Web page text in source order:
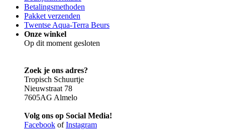
Betalingsmethoden
Pakket verzenden
Twentse Aqua-Terra Beurs
Onze winkel
Op dit moment gesloten
Zoek je ons adres?
Tropisch Schuurtje
Nieuwstraat 78
7605AG Almelo
Volg ons op Social Media!
Facebook ofInstagram